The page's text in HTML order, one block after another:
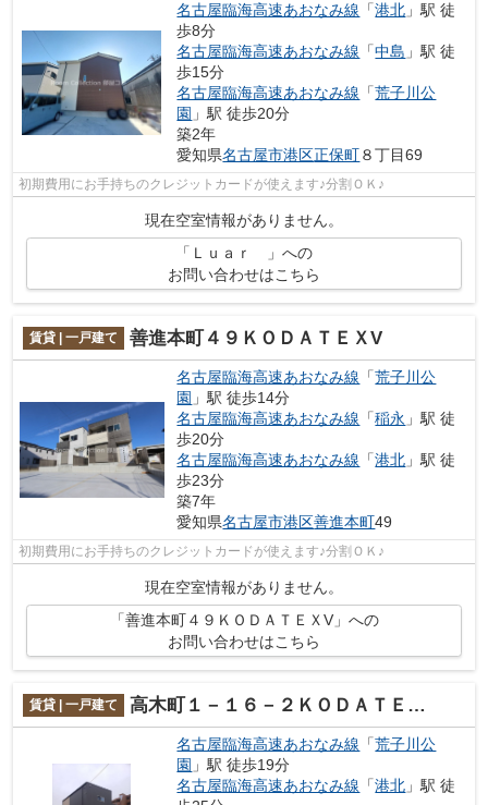
名古屋臨海高速あおなみ線 「港北 」駅 徒
歩8分
名古屋臨海高速あおなみ線 「中島 」駅 徒
歩15分
名古屋臨海高速あおなみ線 「荒子川公
園 」駅 徒歩20分
築2年
愛知県名古屋市港区正保町８丁目69
初期費用にお手持ちのクレジットカードが使えます♪分割ＯＫ♪
現在空室情報がありません。
「Ｌｕａｒ 」への
お問い合わせはこちら
賃貸 | 一戸建て 善進本町４９ＫＯＤＡＴＥＸV
名古屋臨海高速あおなみ線 「荒子川公
園 」駅 徒歩14分
名古屋臨海高速あおなみ線 「稲永 」駅 徒
歩20分
名古屋臨海高速あおなみ線 「港北 」駅 徒
歩23分
築7年
愛知県名古屋市港区善進本町49
初期費用にお手持ちのクレジットカードが使えます♪分割ＯＫ♪
現在空室情報がありません。
「善進本町４９ＫＯＤＡＴＥＸV」への
お問い合わせはこちら
賃貸 | 一戸建て 高木町１－１６－２ＫＯＤＡＴＥＸIV
名古屋臨海高速あおなみ線 「荒子川公
園 」駅 徒歩19分
名古屋臨海高速あおなみ線 「港北 」駅 徒